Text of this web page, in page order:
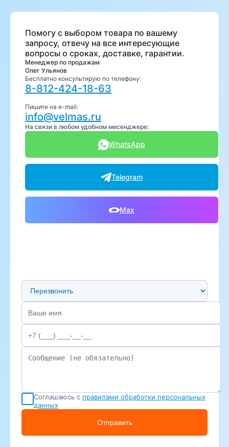
Помогу с выбором товара по вашему
запросу, отвечу на все интересующие
вопросы о сроках, доставке, гарантии.
Менеджер по продажам
Олег Ульянов
Бесплатно консультирую по телефону:
8-812-424-18-63
Пишите на e-mail:
info@velmas.ru
На связи в любом удобном месенджере:
WhatsApp
Telegram
Max
Предпочтительный способ связи
Соглашаюсь с правилами обработки персональных
данных
Отправить